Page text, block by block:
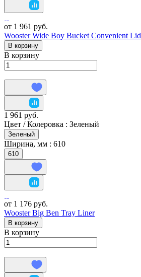
от 1 961 руб.
Wooster Wide Boy Bucket Convenient Lid
В корзину
В корзину
1 961 руб.
Цвет / Колеровка : Зеленый
Зеленый
Ширина, мм : 610
610
от 1 176 руб.
Wooster Big Ben Tray Liner
В корзину
В корзину